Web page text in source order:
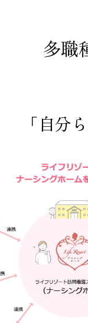
多職
「自分